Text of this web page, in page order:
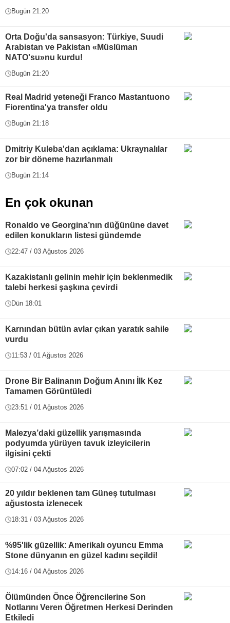
Bugün 21:20
Orta Doğu'da sansasyon: Türkiye, Suudi
Arabistan ve Pakistan «Müslüman
NATO'su»nu kurdu!
Bugün 21:20
Real Madrid yeteneği Franco Mastantuono
Fiorentina'ya transfer oldu
Bugün 21:18
Dmitriy Kuleba'dan açıklama: Ukraynalılar
zor bir döneme hazırlanmalı
Bugün 21:14
En çok okunan
Ronaldo ve Georgina’nın düğününe davet
edilen konukların listesi gündemde
22:47 / 03 Ağustos 2026
Kazakistanlı gelinin mehir için beklenmedik
talebi herkesi şaşkına çevirdi
Dün 18:01
Karnından bütün avlar çıkan yaratık sahile
vurdu
11:53 / 01 Ağustos 2026
Drone Bir Balinanın Doğum Anını İlk Kez
Tamamen Görüntüledi
23:51 / 01 Ağustos 2026
Malezya’daki güzellik yarışmasında
podyumda yürüyen tavuk izleyicilerin
ilgisini çekti
07:02 / 04 Ağustos 2026
20 yıldır beklenen tam Güneş tutulması
ağustosta izlenecek
18:31 / 03 Ağustos 2026
%95'lik güzellik: Amerikalı oyuncu Emma
Stone dünyanın en güzel kadını seçildi!
14:16 / 04 Ağustos 2026
Ölümünden Önce Öğrencilerine Son
Notlarını Veren Öğretmen Herkesi Derinden
Etkiledi